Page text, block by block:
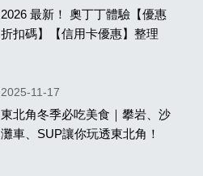
2026 最新！ 奧丁丁體驗【優惠
折扣碼】【信用卡優惠】整理
2025-11-17
東北角冬季必吃美食｜攀岩、沙
灘車、SUP讓你玩透東北角！